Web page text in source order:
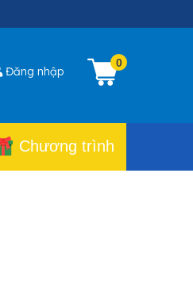
Đăng nhập
0
Chương trình